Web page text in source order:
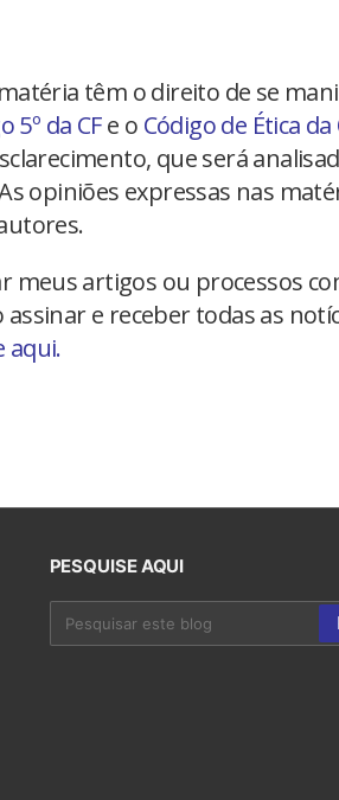
têm o direito de se
5º da CFe o Código de Ética da
que será
opiniões expressas nas
meus artigos ou processos
assinar e receber todas as
aqui.
PESQUISE AQUI